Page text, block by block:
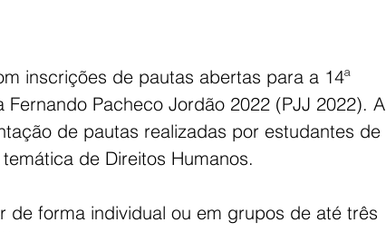
inscrições de pautas abertas para a 14ª
Pacheco Jordão 2022 (PJJ 2022). A
de pautas realizadas por estudantes de
de Direitos Humanos.
de forma individual ou em grupos de até três